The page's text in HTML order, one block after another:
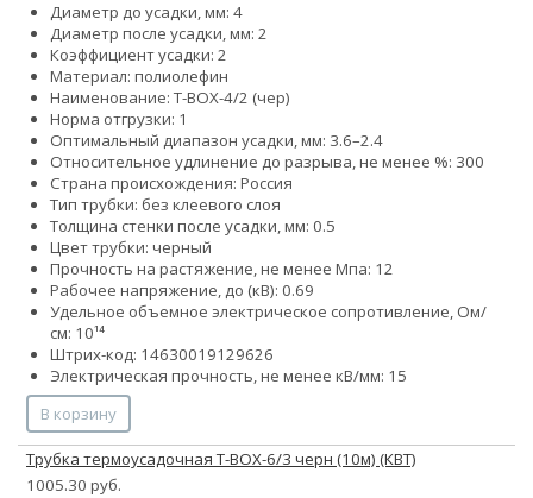
Диаметр до усадки, мм: 4
Диаметр после усадки, мм: 2
Коэффициент усадки: 2
Материал: полиолефин
Наименование: Т-BOX-4/2 (чер)
Норма отгрузки: 1
Оптимальный диапазон усадки, мм: 3.6–2.4
Относительное удлинение до разрыва, не менее %: 300
Страна происхождения: Россия
Тип трубки: без клеевого слоя
Толщина стенки после усадки, мм: 0.5
Цвет трубки: черный
Прочность на растяжение, не менее Мпа: 12
Рабочее напряжение, до (кВ): 0.69
Удельное объемное электрическое сопротивление, Ом/
см: 10¹⁴
Штрих-код: 14630019129626
Электрическая прочность, не менее кВ/мм: 15
В корзину
Трубка термоусадочная Т-BOX-6/3 черн (10м) (КВТ)
1005.30 руб.